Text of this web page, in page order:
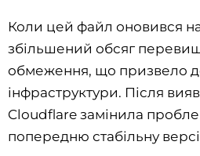
Коли цей файл оновився на
збільшений обсяг
обмеження, що призвело
інфраструктури. Після
Cloudflare замінила
попередню стабільну